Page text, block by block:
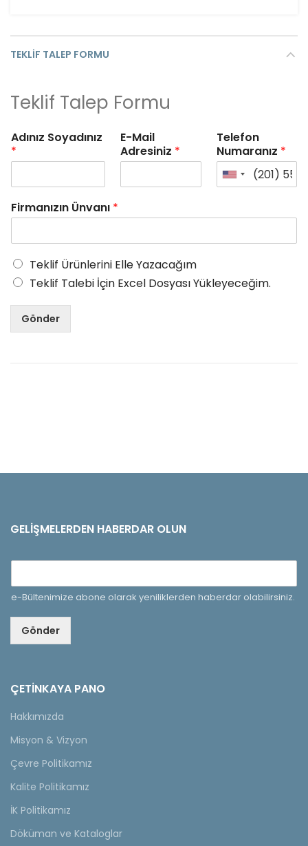
TEKLIF TALEP FORMU
Teklif Talep Formu
Adınız Soyadınız
*
E-Mail
Adresiniz *
Telefon
Numaranız *
Firmanızın Ünvanı *
Teklif Ürünlerini Elle Yazacağım
Teklif Talebi İçin Excel Dosyası Yükleyeceğim.
Gönder
GELIŞMELERDEN HABERDAR OLUN
e-Bültenimize abone olarak yeniliklerden haberdar olabilirsiniz.
Gönder
ÇETINKAYA PANO
Hakkımızda
Misyon & Vizyon
Çevre Politikamız
Kalite Politikamız
İK Politikamız
Döküman ve Kataloglar